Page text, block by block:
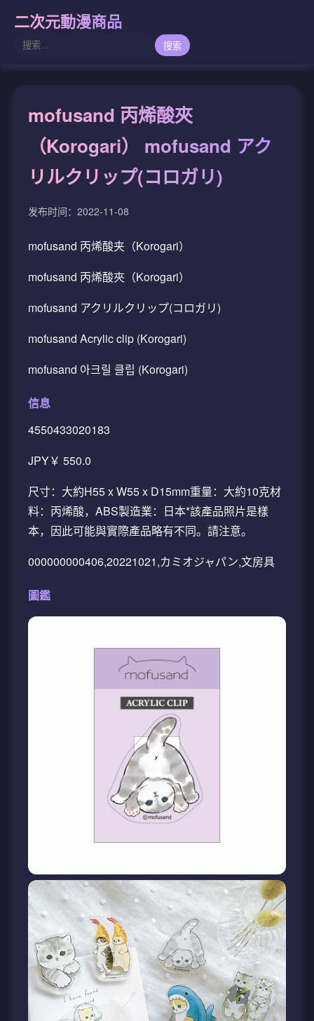
二次元動漫商品
搜索
mofusand 丙烯酸夾
（Korogari） mofusand アク
リルクリップ(コロガリ)
发布时间：2022-11-08
mofusand 丙烯酸夹（Korogari）
mofusand 丙烯酸夾（Korogari）
mofusand アクリルクリップ(コロガリ)
mofusand Acrylic clip (Korogari)
mofusand 아크릴 클립 (Korogari)
信息
4550433020183
JPY￥ 550.0
尺寸：大約H55 x W55 x D15mm重量：大約10克材
料：丙烯酸，ABS製造業：日本*該產品照片是樣
本，因此可能與實際產品略有不同。請注意。
000000000406,20221021,カミオジャパン,文房具
圖鑑